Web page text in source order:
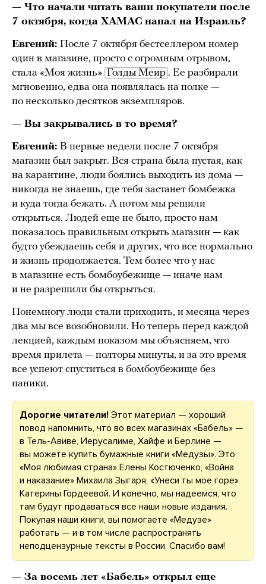
— Что начали читать ваши покупатели после
7 октября, когда ХАМАС напал на Израиль?
Евгений: После 7 октября бестселлером номер
один в магазине, просто с огромным отрывом,
стала «Моя жизнь» Голды Меир . Ее разбирали
мгновенно, едва она появлялась на полке —
по несколько десятков экземпляров.
— Вы закрывались в то время?
Евгений: В первые недели после 7 октября
магазин был закрыт. Вся страна была пустая, как
на карантине, люди боялись выходить из дома —
никогда не знаешь, где тебя застанет бомбежка
и куда тогда бежать. А потом мы решили
открыться. Людей еще не было, просто нам
показалось правильным открыть магазин — как
будто убеждаешь себя и других, что все нормально
и жизнь продолжается. Тем более что у нас
в магазине есть бомбоубежище — иначе нам
и не разрешили бы открыться.
Понемногу люди стали приходить, и месяца через
два мы все возобновили. Но теперь перед каждой
лекцией, каждым показом мы объясняем, что
время прилета — полторы минуты, и за это время
все успеют спуститься в бомбоубежище без
паники.
Дорогие читатели! Этот материал — хороший
повод напомнить, что во всех магазинах «Бабель» —
в Тель-Авиве, Иерусалиме, Хайфе и Берлине —
вы можете купить бумажные книги «Медузы». Это
«Моя любимая страна» Елены Костюченко, «Война
и наказание» Михаила Зыгаря, «Унеси ты мое горе»
Катерины Гордеевой. И конечно, мы надеемся, что
там будут продаваться все наши новые издания.
Покупая наши книги, вы помогаете «Медузе»
работать — и в том числе распространять
неподцензурные тексты в России. Спасибо вам!
— За восемь лет «Бабель» открыл еще